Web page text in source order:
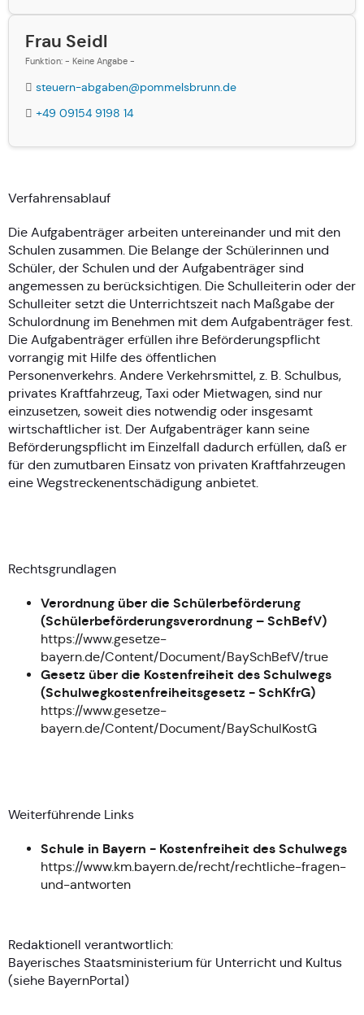
Frau Seidl
Funktion: - Keine Angabe -
steuern-abgaben@pommelsbrunn.de
+49 09154 9198 14
Verfahrensablauf
Die Aufgabenträger arbeiten untereinander und mit den
Schulen zusammen. Die Belange der Schülerinnen und
Schüler, der Schulen und der Aufgabenträger sind
angemessen zu berücksichtigen. Die Schulleiterin oder der
Schulleiter setzt die Unterrichtszeit nach Maßgabe der
Schulordnung im Benehmen mit dem Aufgabenträger fest.
Die Aufgabenträger erfüllen ihre Beförderungspflicht
vorrangig mit Hilfe des öffentlichen
Personenverkehrs. Andere Verkehrsmittel, z. B. Schulbus,
privates Kraftfahrzeug, Taxi oder Mietwagen, sind nur
einzusetzen, soweit dies notwendig oder insgesamt
wirtschaftlicher ist. Der Aufgabenträger kann seine
Beförderungspflicht im Einzelfall dadurch erfüllen, daß er
für den zumutbaren Einsatz von privaten Kraftfahrzeugen
eine Wegstreckenentschädigung anbietet.
Rechtsgrundlagen
Verordnung über die Schülerbeförderung
(Schülerbeförderungsverordnung – SchBefV)
https://www.gesetze-
bayern.de/Content/Document/BaySchBefV/true
Gesetz über die Kostenfreiheit des Schulwegs
(Schulwegkostenfreiheitsgesetz - SchKfrG)
https://www.gesetze-
bayern.de/Content/Document/BaySchulKostG
Weiterführende Links
Schule in Bayern - Kostenfreiheit des Schulwegs
https://www.km.bayern.de/recht/rechtliche-fragen-
und-antworten
Redaktionell verantwortlich:
Bayerisches Staatsministerium für Unterricht und Kultus
(siehe BayernPortal)